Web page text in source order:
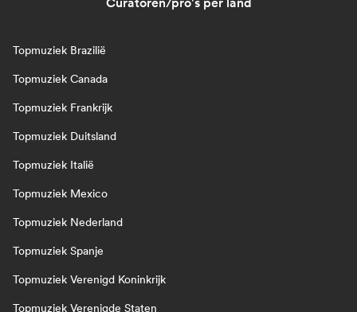
Topmuziek Brazilië
Topmuziek Canada
Topmuziek Frankrijk
Topmuziek Duitsland
Topmuziek Italië
Topmuziek Mexico
Topmuziek Nederland
Topmuziek Spanje
Topmuziek Verenigd Koninkrijk
Topmuziek Verenigde Staten